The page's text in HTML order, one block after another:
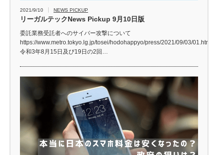
2021/9/10 NEWS PICKUP
リーガルテックNews Pickup 9月10日版
委託業務受託者へのサイバー攻撃について
https://www.metro.tokyo.lg.jp/tosei/hodohappyo/press/2021/09/03/01.html
令和3年8月15日及び19日の2回…